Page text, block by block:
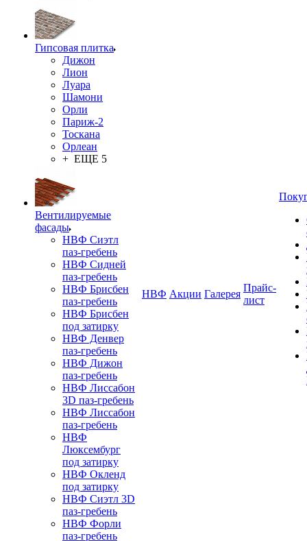
Гипсовая плитка
Дижон
Лион
Луара
Шамони
Орли
Париж-2
Тоскана
Орлеан
+ ЕЩЕ 5
Вентилируемые
фасады
НВФ Сиэтл
паз-гребень
НВФ Сидней
паз-гребень
НВФ Брисбен
паз-гребень
НВФ Брисбен
под затирку
НВФ Денвер
паз-гребень
НВФ Дижон
паз-гребень
НВФ Лиссабон
3D паз-гребень
НВФ Лиссабон
паз-гребень
НВФ
Люксембург
под затирку
НВФ Окленд
под затирку
НВФ Сиэтл 3D
паз-гребень
НВФ Форли
паз-гребень
НВФ Акции Галерея
Прайс-
лист